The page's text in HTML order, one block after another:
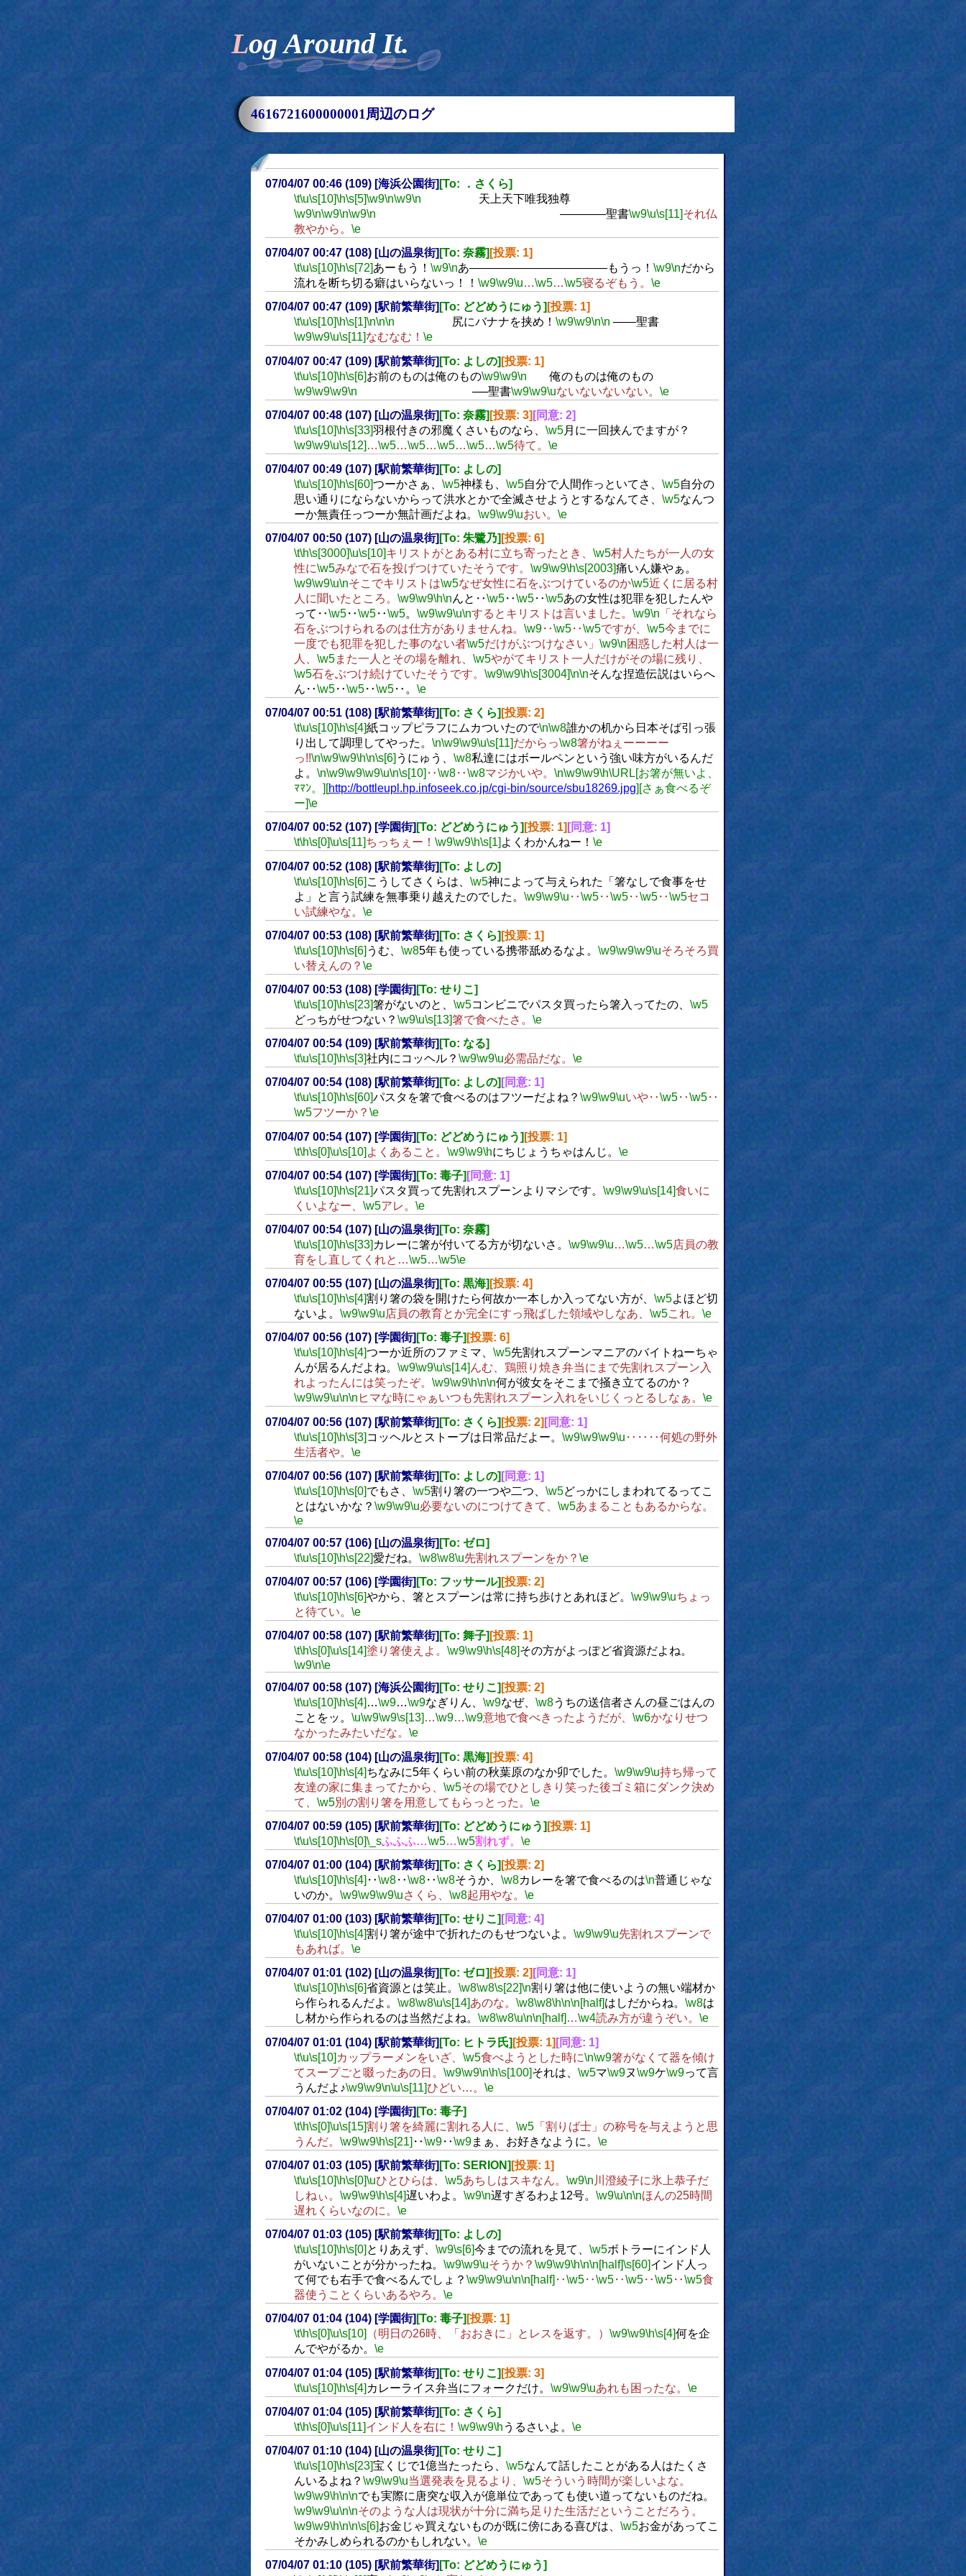
Log Around It.
4616721600000001周辺のログ
07/04/07 00:46 (109) [海浜公園街] [To: ．さくら]
\t\u\s[10]\h\s[5]\w9\n\w9\n 天上天下唯我独尊
\w9\n\w9\n\w9\n ――――聖書\w9\u\s[11]それ仏
教やから。 \e
07/04/07 00:47 (108) [山の温泉街] [To: 奈霧] [投票: 1]
\t\u\s[10]\h\s[72]あーもう！ \w9\nあ――――――――――――もうっ！ \w9\nだから
流れを断ち切る癖はいらないっ！！ \w9\w9\u…\w5…\w5寝るぞもう。 \e
07/04/07 00:47 (109) [駅前繁華街] [To: どどめうにゅう] [投票: 1]
\t\u\s[10]\h\s[1]\n\n\n 尻にバナナを挟め！ \w9\w9\n\n ――聖書
\w9\w9\u\s[11]なむなむ！ \e
07/04/07 00:47 (109) [駅前繁華街] [To: よしの] [投票: 1]
\t\u\s[10]\h\s[6]お前のものは俺のもの\w9\w9\n 俺のものは俺のもの
\w9\w9\w9\n ──聖書\w9\w9\uないないないない。 \e
07/04/07 00:48 (107) [山の温泉街] [To: 奈霧] [投票: 3] [同意: 2]
\t\u\s[10]\h\s[33]羽根付きの邪魔くさいものなら、 \w5月に一回挟んでますが？
\w9\w9\u\s[12] …\w5…\w5…\w5…\w5…\w5待て。 \e
07/04/07 00:49 (107) [駅前繁華街] [To: よしの]
\t\u\s[10]\h\s[60]つーかさぁ、 \w5神様も、 \w5自分で人間作っといてさ、 \w5自分の
思い通りにならないからって洪水とかで全滅させようとするなんてさ、 \w5なんつ
ーか無責任っつーか無計画だよね。 \w9\w9\uおい。 \e
07/04/07 00:50 (107) [山の温泉街] [To: 朱鷺乃] [投票: 6]
\t\h\s[3000]\u\s[10]キリストがとある村に立ち寄ったとき、 \w5村人たちが一人の女
性に\w5みなで石を投げつけていたそうです。 \w9\w9\h\s[2003]痛いん嫌やぁ。
\w9\w9\u\nそこでキリストは\w5なぜ女性に石をぶつけているのか\w5近くに居る村
人に聞いたところ。 \w9\w9\h\nんと‥\w5‥\w5‥\w5あの女性は犯罪を犯したんや
って‥\w5‥\w5‥\w5。 \w9\w9\u\nするとキリストは言いました。 \w9\n 「それなら
石をぶつけられるのは仕方がありませんね。 \w9‥\w5‥\w5ですが、 \w5今までに
一度でも犯罪を犯した事のない者\w5だけがぶつけなさい」 \w9\n困惑した村人は一
人、 \w5また一人とその場を離れ、 \w5やがてキリスト一人だけがその場に残り、
\w5石をぶつけ続けていたそうです。 \w9\w9\h\s[3004]\n\nそんな捏造伝説はいらへ
ん‥\w5‥\w5‥\w5‥。 \e
07/04/07 00:51 (108) [駅前繁華街] [To: さくら] [投票: 2]
\t\u\s[10]\h\s[4]紙コップピラフにムカついたので\n\w8誰かの机から日本そば引っ張
り出して調理してやった。 \n\w9\w9\u\s[11]だからっ\w8箸がねぇーーーー
っ!!\n\w9\w9\h\n\s[6] うにゅう、 \w8私達にはボールペンという強い味方がいるんだ
よ。 \n\w9\w9\w9\u\n\s[10] ‥\w8‥\w8マジかいや。 \n\w9\w9\h\URL[お箸が無いよ、
ﾏﾏﾝ。][http://bottleupl.hp.infoseek.co.jp/cgi-bin/source/sbu18269.jpg][さぁ食べるぞ
ー]\e
07/04/07 00:52 (107) [学園街] [To: どどめうにゅう] [投票: 1] [同意: 1]
\t\h\s[0] \u\s[11] ちっちぇー！ \w9\w9\h\s[1] よくわかんねー！ \e
07/04/07 00:52 (108) [駅前繁華街] [To: よしの]
\t\u\s[10]\h\s[6] こうしてさくらは、 \w5神によって与えられた「箸なしで食事をせ
よ」と言う試練を無事乗り越えたのでした。 \w9\w9\u ‥\w5‥\w5‥\w5‥\w5セコ
い試練やな。 \e
07/04/07 00:53 (108) [駅前繁華街] [To: さくら] [投票: 1]
\t\u\s[10]\h\s[6] うむ、 \w85年も使っている携帯舐めるなよ。 \w9\w9\w9\uそろそろ買
い替えんの？ \e
07/04/07 00:53 (108) [学園街] [To: せりこ]
\t\u\s[10]\h\s[23]箸がないのと、 \w5コンビニでパスタ買ったら箸入ってたの、 \w5
どっちがせつない？ \w9\u\s[13]箸で食べたさ。 \e
07/04/07 00:54 (109) [駅前繁華街] [To: なる]
\t\u\s[10]\h\s[3]社内にコッヘル？ \w9\w9\u必需品だな。 \e
07/04/07 00:54 (108) [駅前繁華街] [To: よしの] [同意: 1]
\t\u\s[10]\h\s[60]パスタを箸で食べるのはフツーだよね？ \w9\w9\uいや‥\w5‥\w5‥
\w5フツーか？ \e
07/04/07 00:54 (107) [学園街] [To: どどめうにゅう] [投票: 1]
\t\h\s[0]\u\s[10] よくあること。 \w9\w9\hにちじょうちゃはんじ。 \e
07/04/07 00:54 (107) [学園街] [To: 毒子] [同意: 1]
\t\u\s[10]\h\s[21]パスタ買って先割れスプーンよりマシです。 \w9\w9\u\s[14]食いに
くいよなー、 \w5アレ。 \e
07/04/07 00:54 (107) [山の温泉街] [To: 奈霧]
\t\u\s[10]\h\s[33] カレーに箸が付いてる方が切ないさ。 \w9\w9\u…\w5…\w5店員の教
育をし直してくれと…\w5…\w5\e
07/04/07 00:55 (107) [山の温泉街] [To: 黒海] [投票: 4]
\t\u\s[10]\h\s[4]割り箸の袋を開けたら何故か一本しか入ってない方が、 \w5よほど切
ないよ。 \w9\w9\u店員の教育とか完全にすっ飛ばした領域やしなあ、 \w5これ。 \e
07/04/07 00:56 (107) [学園街] [To: 毒子] [投票: 6]
\t\u\s[10]\h\s[4]つーか近所のファミマ、 \w5先割れスプーンマニアのバイトねーちゃ
んが居るんだよね。 \w9\w9\u\s[14] んむ、鶏照り焼き弁当にまで先割れスプーン入
れよったんには笑ったぞ。 \w9\w9\h\n\n何が彼女をそこまで掻き立てるのか？
\w9\w9\u\n\n ヒマな時にゃぁいつも先割れスプーン入れをいじくっとるしなぁ。 \e
07/04/07 00:56 (107) [駅前繁華街] [To: さくら] [投票: 2] [同意: 1]
\t\u\s[10]\h\s[3] コッヘルとストーブは日常品だよー。 \w9\w9\w9\u ‥‥‥何処の野外
生活者や。 \e
07/04/07 00:56 (107) [駅前繁華街] [To: よしの] [同意: 1]
\t\u\s[10]\h\s[0]でもさ、 \w5割り箸の一つや二つ、 \w5どっかにしまわれてるってこ
とはないかな？ \w9\w9\u必要ないのにつけてきて、 \w5あまることもあるからな。
\e
07/04/07 00:57 (106) [山の温泉街] [To: ゼロ]
\t\u\s[10]\h\s[22]愛だね。 \w8\w8\u先割れスプーンをか？ \e
07/04/07 00:57 (106) [学園街] [To: フッサール] [投票: 2]
\t\u\s[10]\h\s[6]やから、箸とスプーンは常に持ち歩けとあれほど。 \w9\w9\uちょっ
と待てい。 \e
07/04/07 00:58 (107) [駅前繁華街] [To: 舞子] [投票: 1]
\t\h\s[0]\u\s[14]塗り箸使えよ。 \w9\w9\h\s[48]その方がよっぽど省資源だよね。
\w9\n\e
07/04/07 00:58 (107) [海浜公園街] [To: せりこ] [投票: 2]
\t\u\s[10] \h\s[4] …\w9…\w9なぎりん、 \w9なぜ、 \w8うちの送信者さんの昼ごはんの
ことをッ。 \u\w9\w9\s[13] …\w9…\w9意地で食べきったようだが、 \w6かなりせつ
なかったみたいだな。 \e
07/04/07 00:58 (104) [山の温泉街] [To: 黒海] [投票: 4]
\t\u\s[10]\h\s[4]ちなみに5年くらい前の秋葉原のなか卯でした。 \w9\w9\u持ち帰って
友達の家に集まってたから、 \w5その場でひとしきり笑った後ゴミ箱にダンク決め
て、 \w5別の割り箸を用意してもらっとった。 \e
07/04/07 00:59 (105) [駅前繁華街] [To: どどめうにゅう] [投票: 1]
\t\u\s[10]\h\s[0]\_sふふふ…\w5…\w5割れず。 \e
07/04/07 01:00 (104) [駅前繁華街] [To: さくら] [投票: 2]
\t\u\s[10]\h\s[4] ‥\w8‥\w8‥\w8そうか、 \w8カレーを箸で食べるのは\n普通じゃな
いのか。 \w9\w9\w9\uさくら、 \w8起用やな。 \e
07/04/07 01:00 (103) [駅前繁華街] [To: せりこ] [同意: 4]
\t\u\s[10]\h\s[4]割り箸が途中で折れたのもせつないよ。 \w9\w9\u先割れスプーンで
もあれば。 \e
07/04/07 01:01 (102) [山の温泉街] [To: ゼロ] [投票: 2] [同意: 1]
\t\u\s[10]\h\s[6]省資源とは笑止。 \w8\w8\s[22]\n割り箸は他に使いようの無い端材か
ら作られるんだよ。 \w8\w8\u\s[14]あのな。 \w8\w8\h\n\n[half]はしだからね。 \w8は
し材から作られるのは当然だよね。 \w8\w8\u\n\n[half] …\w4読み方が違うぞい。 \e
07/04/07 01:01 (104) [駅前繁華街] [To: ヒトラ氏] [投票: 1] [同意: 1]
\t\u\s[10] カップラーメンをいざ、 \w5食べようとした時に\n\w9箸がなくて器を傾け
てスープごと啜ったあの日。 \w9\w9\n\h\s[100]それは、 \w5マ\w9ヌ\w9ケ\w9って言
うんだよ♪\w9\w9\n\u\s[11]ひどい…。 \e
07/04/07 01:02 (104) [学園街] [To: 毒子]
\t\h\s[0]\u\s[15]割り箸を綺麗に割れる人に、 \w5「割りば士」の称号を与えようと思
うんだ。 \w9\w9\h\s[21] ‥\w9‥\w9まぁ、お好きなように。 \e
07/04/07 01:03 (105) [駅前繁華街] [To: SERION] [投票: 1]
\t\u\s[10]\h\s[0]\uひとひらは、 \w5あちしはスキなん。 \w9\n 川澄綾子に氷上恭子だ
しねぃ。 \w9\w9\h\s[4]遅いわよ。 \w9\n遅すぎるわよ12号。 \w9\u\n\nほんの25時間
遅れくらいなのに。 \e
07/04/07 01:03 (105) [駅前繁華街] [To: よしの]
\t\u\s[10]\h\s[0] とりあえず、 \w9\s[6]今までの流れを見て、 \w5ボトラーにインド人
がいないことが分かったね。 \w9\w9\uそうか？ \w9\w9\h\n\n[half]\s[60]インド人っ
て何でも右手で食べるんでしょ？ \w9\w9\u\n\n[half] ‥\w5‥\w5‥\w5‥\w5‥\w5食
器使うことくらいあるやろ。 \e
07/04/07 01:04 (104) [学園街] [To: 毒子] [投票: 1]
\t\h\s[0]\u\s[10] （明日の26時、「おおきに」とレスを返す。） \w9\w9\h\s[4]何を企
んでやがるか。 \e
07/04/07 01:04 (105) [駅前繁華街] [To: せりこ] [投票: 3]
\t\u\s[10]\h\s[4] カレーライス弁当にフォークだけ。 \w9\w9\uあれも困ったな。 \e
07/04/07 01:04 (105) [駅前繁華街] [To: さくら]
\t\h\s[0]\u\s[11]インド人を右に！ \w9\w9\h うるさいよ。 \e
07/04/07 01:10 (104) [山の温泉街] [To: せりこ]
\t\u\s[10]\h\s[23]宝くじで1億当たったら、 \w5なんて話したことがある人はたくさ
んいるよね？ \w9\w9\u当選発表を見るより、 \w5そういう時間が楽しいよな。
\w9\w9\h\n\nでも実際に唐突な収入が億単位であっても使い道ってないものだね。
\w9\w9\u\n\nそのような人は現状が十分に満ち足りた生活だということだろう。
\w9\w9\h\n\n\s[6]お金じゃ買えないものが既に傍にある喜びは、 \w5お金があってこ
そかみしめられるのかもしれない。 \e
07/04/07 01:10 (105) [駅前繁華街] [To: どどめうにゅう]